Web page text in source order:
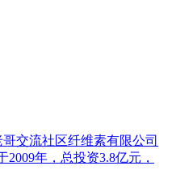
交流社区纤维素有限公司
年，总投资3.8亿元，